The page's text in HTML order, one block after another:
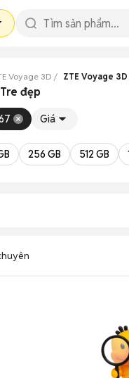
Voyage 3D ZTE Voyage 3D
đẹp
Giá
256 GB 512 GB